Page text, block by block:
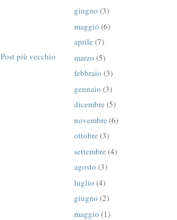
Post più vecchio
giugno (3)
maggio (6)
aprile (7)
marzo (5)
febbraio (3)
gennaio (3)
dicembre (5)
novembre (6)
ottobre (3)
settembre (4)
agosto (3)
luglio (4)
giugno (2)
maggio (1)